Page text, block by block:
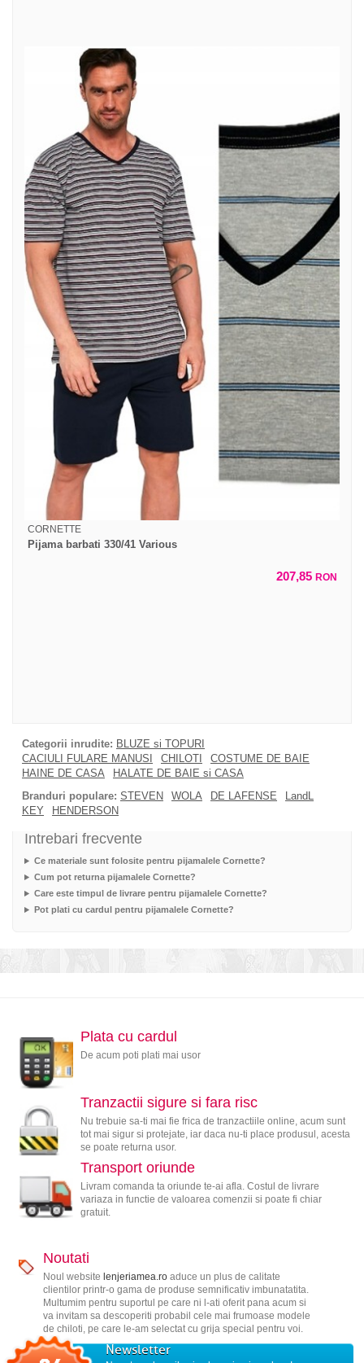
CORNETTE
Pijama barbati 330/41 Various
207,85 RON
Categorii inrudite: BLUZE si TOPURI
CACIULI FULARE MANUSI
CHILOTI
COSTUME DE BAIE
HAINE DE CASA
HALATE DE BAIE si CASA
Branduri populare: STEVEN WOLA DE LAFENSE
LandL
KEY
HENDERSON
Intrebari frecvente
Ce materiale sunt folosite pentru pijamalele Cornette?
Cum pot returna pijamalele Cornette?
Care este timpul de livrare pentru pijamalele Cornette?
Pot plati cu cardul pentru pijamalele Cornette?
Plata cu cardul
De acum poti plati mai usor
Tranzactii sigure si fara risc
Nu trebuie sa-ti mai fie frica de tranzactiile online, acum sunt
tot mai sigur si protejate, iar daca nu-ti place produsul, acesta
se poate returna usor.
Transport oriunde
Livram comanda ta oriunde te-ai afla. Costul de livrare
variaza in functie de valoarea comenzii si poate fi chiar
gratuit.
Noutati
Noul website lenjeriamea.roaduce un plus de calitate
clientilor printr-o gama de produse semnificativ imbunatatita.
Multumim pentru suportul pe care ni l-ati oferit pana acum si
va invitam sa descoperiti probabil cele mai frumoase modele
de chiloti, pe care le-am selectat cu grija special pentru voi.
Newsletter